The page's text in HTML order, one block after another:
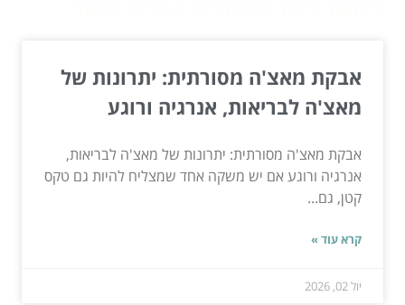
אבקת מאצ'ה מסורתית: יתרונות של
מאצ'ה לבריאות, אנרגיה ורוגע
אבקת מאצ'ה מסורתית: יתרונות של מאצ'ה לבריאות,
אנרגיה ורוגע אם יש משקה אחד שמצליח להיות גם טקס
קטן, גם...
קרא עוד »
יול 02, 2026